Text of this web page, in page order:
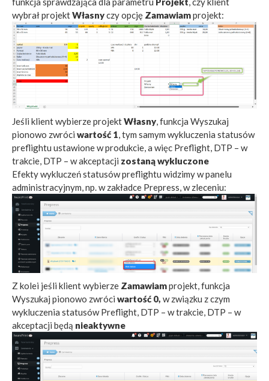
wybrał projektWłasnyczy opcję Zamawiamprojekt:
Jeśli klient wybierzeprojektWłasny, funkcja Wyszukaj
pionowo zwróci wartość 1, tym samym wykluczenia statusów
preflightu ustawione w produkcie, a więc Preflight, DTP – w
trakcie, DTP – w akceptacji zostaną wykluczone
Efekty wykluczeń statusów preflightu widzimy w panelu
administracyjnym, np. w zakładce Prepress, w zleceniu:
Z kolei jeśli klient wybierze Zamawiamprojekt, funkcja
Wyszukaj pionowo zwróci wartość 0, w związku z czym
wykluczenia statusów Preflight, DTP – w trakcie, DTP – w
akceptacji będą nieaktywne